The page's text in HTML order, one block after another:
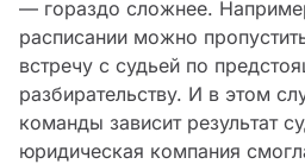
— гораздо сложнее.
расписании можно
встречу с судьей по
разбирательству. И в этом
команды зависит результат
юридическая компания